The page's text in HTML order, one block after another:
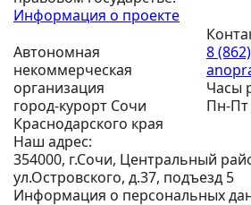
Информация о проекте
Автономная
некоммерческая
организация
город-курорт Сочи
Краснодарского края
8
Часы
Пн-Пт
Наш адрес:
354000, г.Сочи, Центральный
ул.Островского, д.37, подъезд 5
Информация о персональных